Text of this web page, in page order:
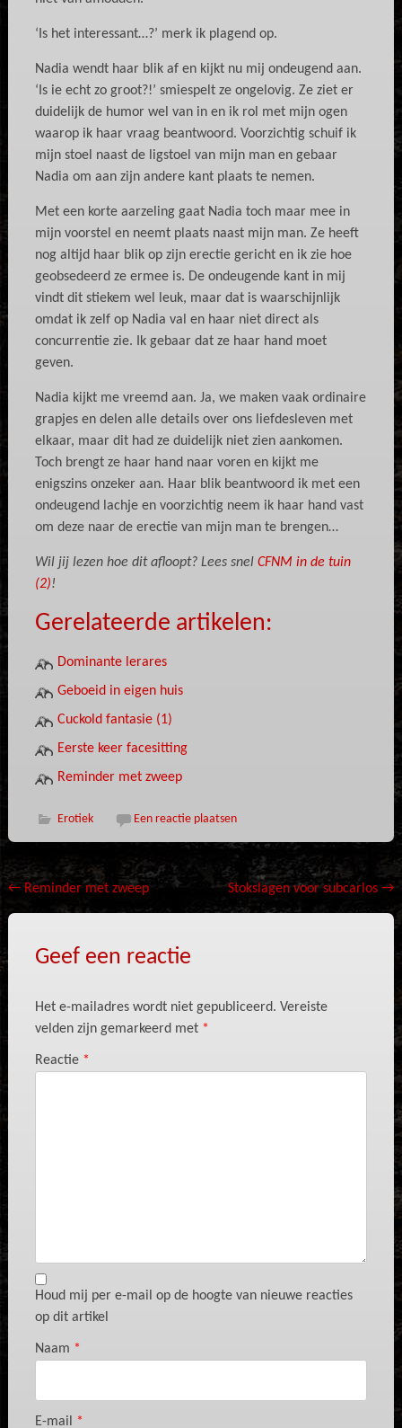
‘Is het interessant…?’ merk ik plagend op.
Nadia wendt haar blik af en kijkt nu mij ondeugend aan.
‘Is ie echt zo groot?!’ smiespelt ze ongelovig. Ze ziet er
duidelijk de humor wel van in en ik rol met mijn ogen
waarop ik haar vraag beantwoord. Voorzichtig schuif ik
mijn stoel naast de ligstoel van mijn man en gebaar
Nadia om aan zijn andere kant plaats te nemen.
Met een korte aarzeling gaat Nadia toch maar mee in
mijn voorstel en neemt plaats naast mijn man. Ze heeft
nog altijd haar blik op zijn erectie gericht en ik zie hoe
geobsedeerd ze ermee is. De ondeugende kant in mij
vindt dit stiekem wel leuk, maar dat is waarschijnlijk
omdat ik zelf op Nadia val en haar niet direct als
concurrentie zie. Ik gebaar dat ze haar hand moet
geven.
Nadia kijkt me vreemd aan. Ja, we maken vaak ordinaire
grapjes en delen alle details over ons liefdesleven met
elkaar, maar dit had ze duidelijk niet zien aankomen.
Toch brengt ze haar hand naar voren en kijkt me
enigszins onzeker aan. Haar blik beantwoord ik met een
ondeugend lachje en voorzichtig neem ik haar hand vast
om deze naar de erectie van mijn man te brengen…
Wil jij lezen hoe dit afloopt? Lees snel CFNM in de tuin
(2)!
Gerelateerde artikelen:
Dominante lerares
Geboeid in eigen huis
Cuckold fantasie (1)
Eerste keer facesitting
Reminder met zweep
Erotiek Een reactie plaatsen
Bericht
navigatie
←Reminder met zweep Stokslagen voor subcarlos→
Geef een reactie
Het e-mailadres wordt niet gepubliceerd. Vereiste
velden zijn gemarkeerd met *
Reactie *
Houd mij per e-mail op de hoogte van nieuwe reacties
op dit artikel
Naam *
E-mail *